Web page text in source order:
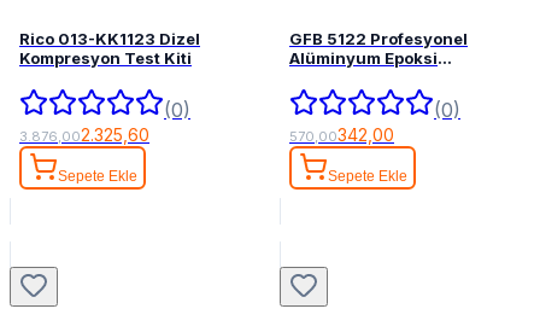
Rico 013-KK1123 Dizel
Kompresyon Test Kiti
(0)
3.876,002.325,60
Sepete Ekle
GFB 5122 Profesyonel
Alüminyum Epoksi
(0)
570,00342,00
Sepete Ekle